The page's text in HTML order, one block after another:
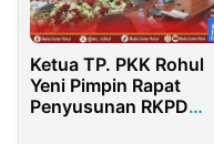
Ketua TP. PKK Rohul
Yeni Pimpin Rapat
Penyusunan RKPD